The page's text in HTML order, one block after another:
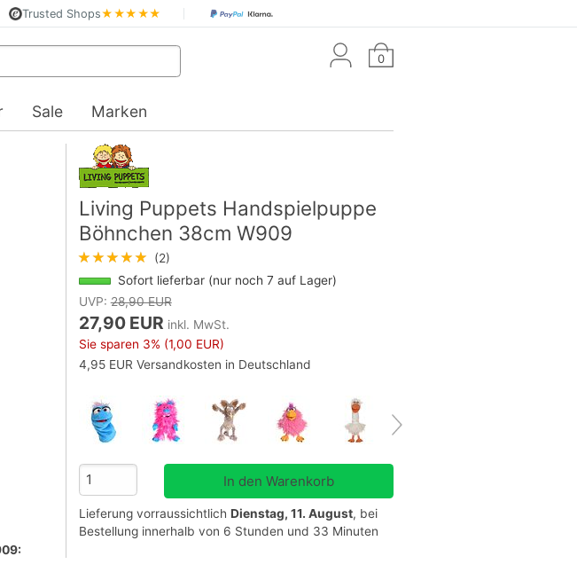
Trusted Shops★★★★★
0
Sale Marken
Living Puppets Handspielpuppe
Böhnchen 38cm W909
★★★★★
(2)
Sofort lieferbar (nur noch 7 auf Lager)
UVP:28,90 EUR
27,90 EUR inkl. MwSt.
Sie sparen 3% (1,00 EUR)
4,95 EUR Versandkosten in Deutschland
Lieferung vorraussichtlich Dienstag, 11. August, bei
Bestellung innerhalb von 6 Stunden und 33 Minuten